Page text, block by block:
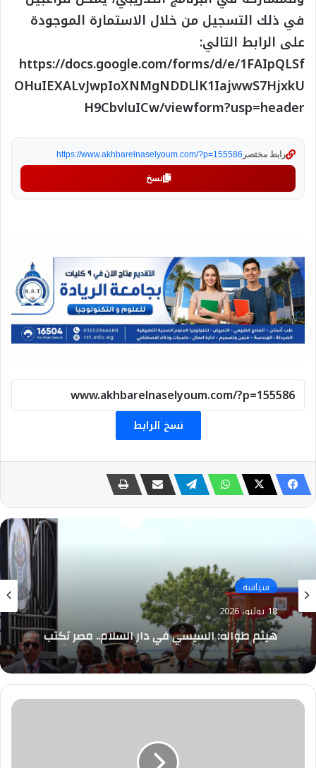
في ذلك التسجيل من خلال الاستمارة الموجودة
على الرابط التالي:
https://docs.google.com/forms/d/e/1FAIpQLSf
OHuIEXALvJwpIoXNMgNDDLlK1IajwwS7HjxkU
H9CbvluICw/viewform?usp=header
رابط مختصر https://www.akhbarelnaselyoum.com/?p=155586
نسخ
نسخ الرابط
سياسه
18 يوليو، 2026
هيثم طواله: السيسي في دار السلام.. مصر تكتب
فصلا جديدا من القوة والتنمية في قلب افريقيا
HUAWEI